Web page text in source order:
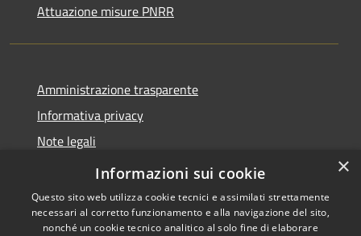
Attuazione misure PNRR
Amministrazione trasparente
Informativa privacy
Note legali
Dichiarazione di accessibilità
×
Informazioni sui cookie
Questo sito web utilizza cookie tecnici e assimilati strettamente
necessari al corretto funzionamento e alla navigazione del sito,
nonché un cookie tecnico analitico al solo fine di elaborare